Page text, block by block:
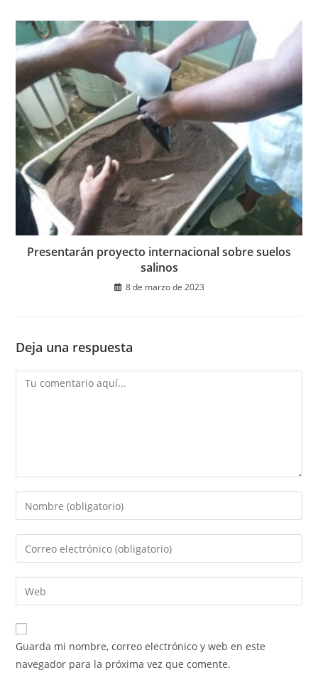
Presentarán proyecto internacional sobre suelos
salinos
8 de marzo de 2023
Deja una respuesta
Comentario
Introduce
tu
nombre
de
usuario
para
comentar
Introduce
tu
dirección
de
electrónico
para
comentar
Introduce
la
URL
de
Guarda mi nombre, correo electrónico y web en este
navegador para la próxima vez que comente.